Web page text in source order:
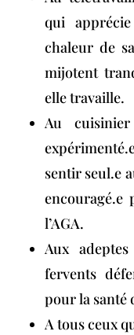
qui
chaleur de
mijotent
elle travaille.
Au
sentir seul.e
encouragé.e
l’AGA.
Aux
fervents
pour la santé
A tous ceux